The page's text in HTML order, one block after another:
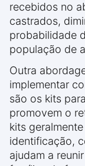
recebidos no
castrados,
probabilidade
população de
Outra
implementar
são os kits
promovem o
kits
identificação,
ajudam a